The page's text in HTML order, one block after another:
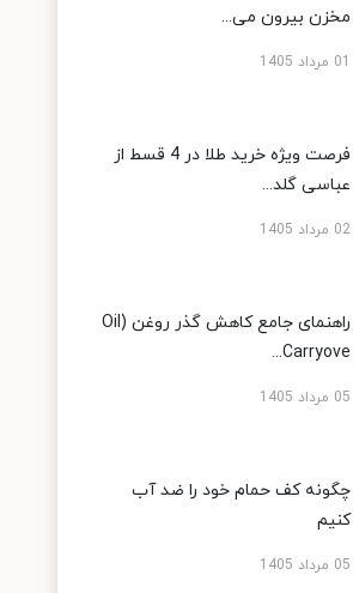
مخزن بیرون می...
01 مرداد 1405
فرصت ویژه خرید طلا در 4 قسط از
عباسی گلد...
02 مرداد 1405
راهنمای جامع کاهش گذر روغن (Oil
Carryove...
05 مرداد 1405
چگونه کف حمام خود را ضد آب
کنیم
05 مرداد 1405